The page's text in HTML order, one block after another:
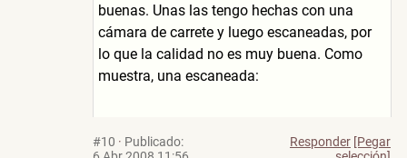
buenas. Unas las tengo hechas con una
cámara de carrete y luego escaneadas, por
lo que la calidad no es muy buena. Como
muestra, una escaneada:
#10 · Publicado:
Responder [Pegar